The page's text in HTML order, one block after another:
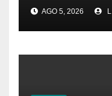
Ratgeber
AGO 5, 2026